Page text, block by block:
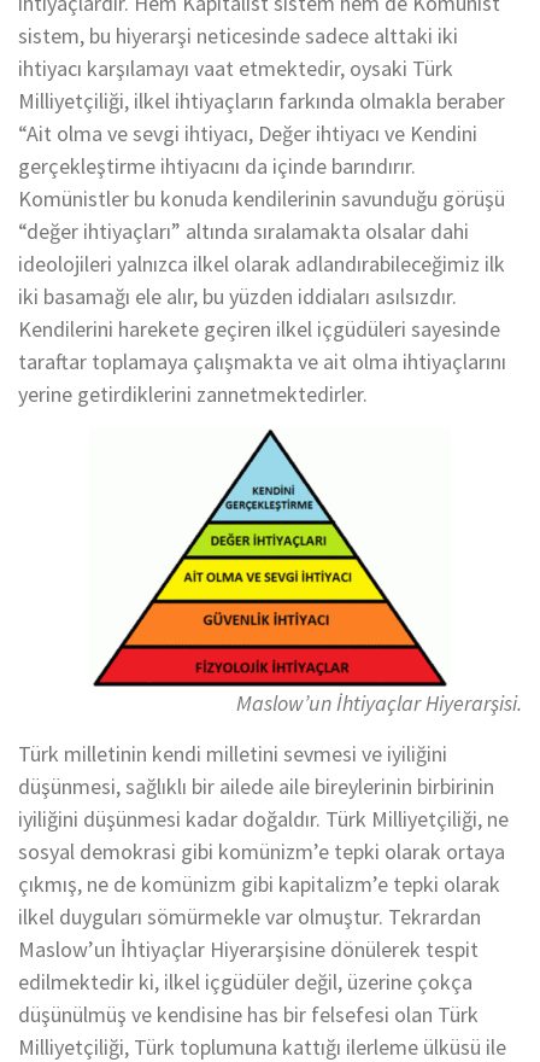
sistem, bu hiyerarşi neticesinde sadece alttaki iki
ihtiyacı karşılamayı vaat etmektedir, oysaki Türk
Milliyetçiliği, ilkel ihtiyaçların farkında olmakla beraber
“Ait olma ve sevgi ihtiyacı, Değer ihtiyacı ve Kendini
gerçekleştirme ihtiyacını da içinde barındırır.
Komünistler bu konuda kendilerinin savunduğu görüşü
“değer ihtiyaçları” altında sıralamakta olsalar dahi
ideolojileri yalnızca ilkel olarak adlandırabileceğimiz ilk
iki basamağı ele alır, bu yüzden iddiaları asılsızdır.
Kendilerini harekete geçiren ilkel içgüdüleri sayesinde
taraftar toplamaya çalışmakta ve ait olma ihtiyaçlarını
yerine getirdiklerini zannetmektedirler.
Maslow’un İhtiyaçlar Hiyerarşisi.
Türk milletinin kendi milletini sevmesi ve iyiliğini
düşünmesi, sağlıklı bir ailede aile bireylerinin birbirinin
iyiliğini düşünmesi kadar doğaldır. Türk Milliyetçiliği, ne
sosyal demokrasi gibi komünizm’e tepki olarak ortaya
çıkmış, ne de komünizm gibi kapitalizm’e tepki olarak
ilkel duyguları sömürmekle var olmuştur. Tekrardan
Maslow’un İhtiyaçlar Hiyerarşisine dönülerek tespit
edilmektedir ki, ilkel içgüdüler değil, üzerine çokça
düşünülmüş ve kendisine has bir felsefesi olan Türk
Milliyetçiliği, Türk toplumuna kattığı ilerleme ülküsü ile